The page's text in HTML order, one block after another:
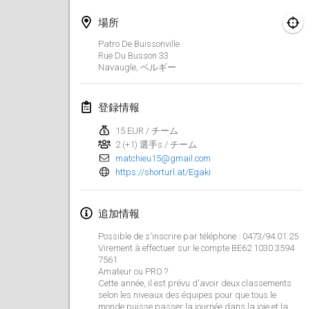
場所
Patro De Buissonville
Rue Du Busson 33
Navaugle, ベルギー
登録情報
15 EUR / チーム
2 (+1) 選手s / チーム
matchieu15@gmail.com
https://shorturl.at/Egaki
追加情報
Possible de s'inscrire par téléphone : 0473/94.01.25
Virement à effectuer sur le compte BE62 1030 3594
7561
Amateur ou PRO ?
Cette année, il est prévu d'avoir deux classements
selon les niveaux des équipes pour que tous le
monde puisse passer la journée dans la joie et la
2025年2月
US Mölkky Winter
2025年2月7日|アメリカ合衆国
2025年2月8日|
Indoor de la CASAS
2025年2月15日|フィンランド
Warm-up EM Indoor
2025年2月28日|チェコ